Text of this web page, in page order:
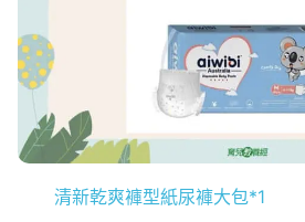
清新乾爽褲型紙尿褲大包*1